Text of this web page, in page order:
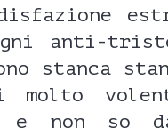
anti-
stanca
molto
e non so